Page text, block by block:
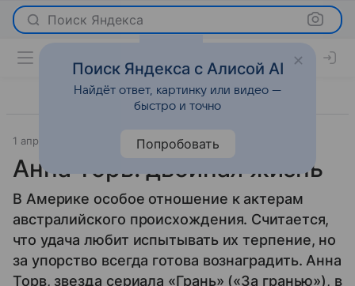
Поиск Яндекса
1 апреля 2013 История успеха
Анна Торв: двойная жизнь
В Америке особое отношение к актерам
австралийского происхождения. Считается,
что удача любит испытывать их терпение, но
за упорство всегда готова вознаградить. Анна
Торв, звезда сериала «Грань» («За гранью»), в
Поиск Яндекса с Алисой AI
Найдёт ответ, картинку или видео —
быстро и точно
Попробовать